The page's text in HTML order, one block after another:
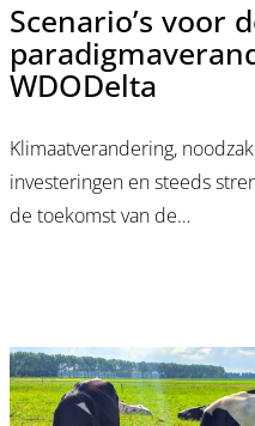
Scenario’s voor
WDODelta
Klimaatverandering,
investeringen en steeds
de toekomst van de…